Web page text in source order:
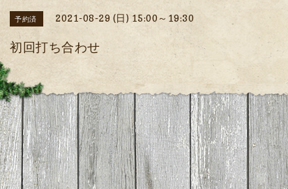
予約済 2021-08-29 (日) 15:00～19:30
初回打ち合わせ